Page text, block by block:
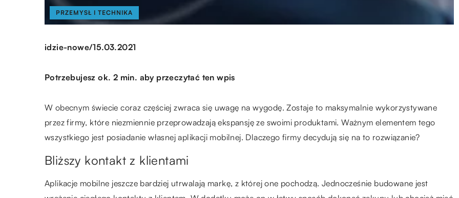
PRZEMYSŁ I TECHNIKA
idzie-nowe/15.03.2021
Potrzebujesz ok. 2 min. aby przeczytać ten wpis
W obecnym świecie coraz częściej zwraca się uwagę na wygodę. Zostaje to maksymalnie wykorzystywane
przez firmy, które niezmiennie przeprowadzają ekspansję ze swoimi produktami. Ważnym elementem tego
wszystkiego jest posiadanie własnej aplikacji mobilnej. Dlaczego firmy decydują się na to rozwiązanie?
Bliższy kontakt z klientami
Aplikacje mobilne jeszcze bardziej utrwalają markę, z której one pochodzą. Jednocześnie budowane jest